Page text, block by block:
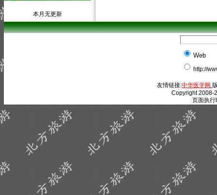
本月无更新
Web
http://
友情链接:中华医学网
Copyright 2008-
页面执